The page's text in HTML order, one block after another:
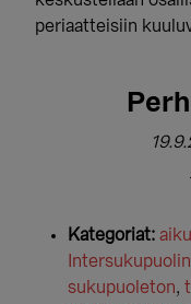
periaatteisiin
Kategoriat:
sukupuoleton,